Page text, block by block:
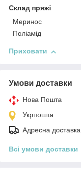
Склад пряжі
Меринос
Поліамід
Приховати
Умови доставки
Нова Пошта
Укрпошта
Адресна доставка
Всі умови доставки